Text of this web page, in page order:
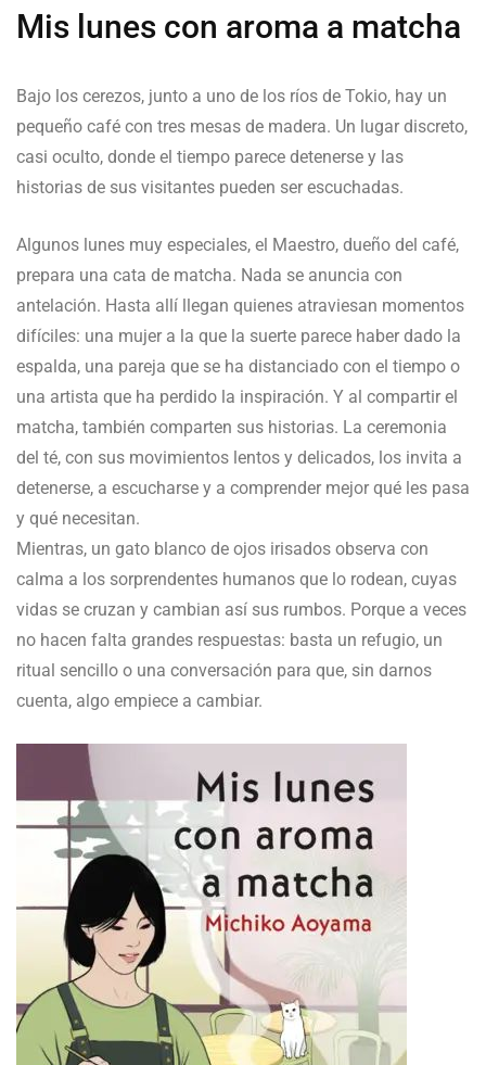
Mis lunes con aroma a matcha
Bajo los cerezos, junto a uno de los ríos de Tokio, hay un
pequeño café con tres mesas de madera. Un lugar discreto,
casi oculto, donde el tiempo parece detenerse y las
historias de sus visitantes pueden ser escuchadas.
Algunos lunes muy especiales, el Maestro, dueño del café,
prepara una cata de matcha. Nada se anuncia con
antelación. Hasta allí llegan quienes atraviesan momentos
difíciles: una mujer a la que la suerte parece haber dado la
espalda, una pareja que se ha distanciado con el tiempo o
una artista que ha perdido la inspiración. Y al compartir el
matcha, también comparten sus historias. La ceremonia
del té, con sus movimientos lentos y delicados, los invita a
detenerse, a escucharse y a comprender mejor qué les pasa
y qué necesitan.
Mientras, un gato blanco de ojos irisados observa con
calma a los sorprendentes humanos que lo rodean, cuyas
vidas se cruzan y cambian así sus rumbos. Porque a veces
no hacen falta grandes respuestas: basta un refugio, un
ritual sencillo o una conversación para que, sin darnos
cuenta, algo empiece a cambiar.